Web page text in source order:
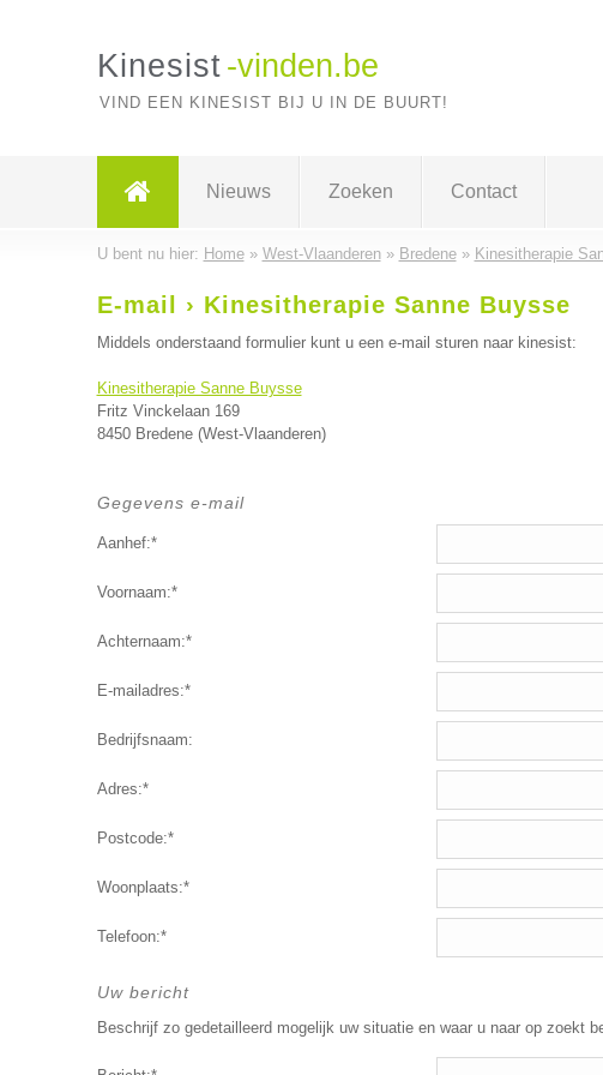
Kinesist -vinden.be
VIND EEN KINESIST BIJ U IN DE BUURT!
Nieuws Zoeken Contact
U bent nu hier: Home» West-Vlaanderen» Bredene» Kinesitherapie
E-mail › Kinesitherapie Sanne Buysse
Middels onderstaand formulier kunt u een e-mail sturen naar kinesist:
Kinesitherapie Sanne Buysse
Fritz Vinckelaan 169
8450 Bredene (West-Vlaanderen)
Gegevens e-mail
Aanhef:*
Voornaam:*
Achternaam:*
E-mailadres:*
Bedrijfsnaam:
Adres:*
Postcode:*
Woonplaats:*
Telefoon:*
Uw bericht
Beschrijf zo gedetailleerd mogelijk uw situatie en waar u naar op zoekt